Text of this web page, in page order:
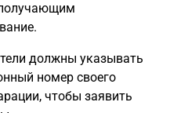
должны указывать
номер своего
чтобы заявить